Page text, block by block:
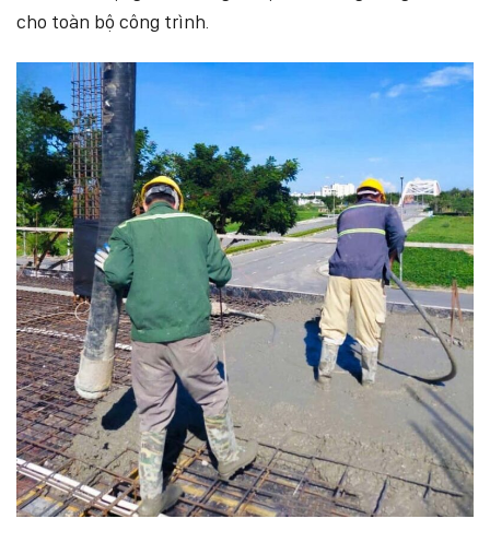
cho toàn bộ công trình.